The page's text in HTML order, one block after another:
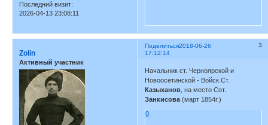
Последний визит:
2026-04-13 23:08:11
Поделиться 3
2018-06-26
17:12:14
Zolin
Активный участник
Начальник ст. Черноярской и
Новоосетинской - Войск.Ст.
Казыханов , на место Сот.
Занкисова (март 1854г.)
0